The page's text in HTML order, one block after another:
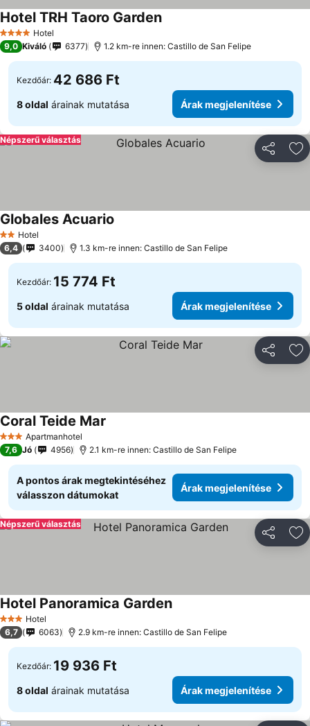
4 KategóriaHotel
Hotel TRH Taoro Garden
9,0 Kiváló 6377 1.2 km-re innen: Castillo de San Felipe
Kezdőár: 42 686 Ft
8 oldal árainak mutatása Árak megjelenítése
Népszerű választás
2 Kategória
Hotel
Globales Acuario
6,4 3400 1.3 km-re innen: Castillo de San Felipe
Kezdőár: 15 774 Ft
5 oldal árainak mutatása Árak megjelenítése
3 KategóriaApartmanhotel
Coral Teide Mar
7,6 Jó 4956 2.1 km-re innen: Castillo de San Felipe
A pontos árak megtekintéséhez
válasszon dátumokat
Árak megjelenítése
Népszerű választás
3 Kategória
Hotel
Hotel Panoramica Garden
6,7 6063 2.9 km-re innen: Castillo de San Felipe
Kezdőár: 19 936 Ft
8 oldal árainak mutatása Árak megjelenítése